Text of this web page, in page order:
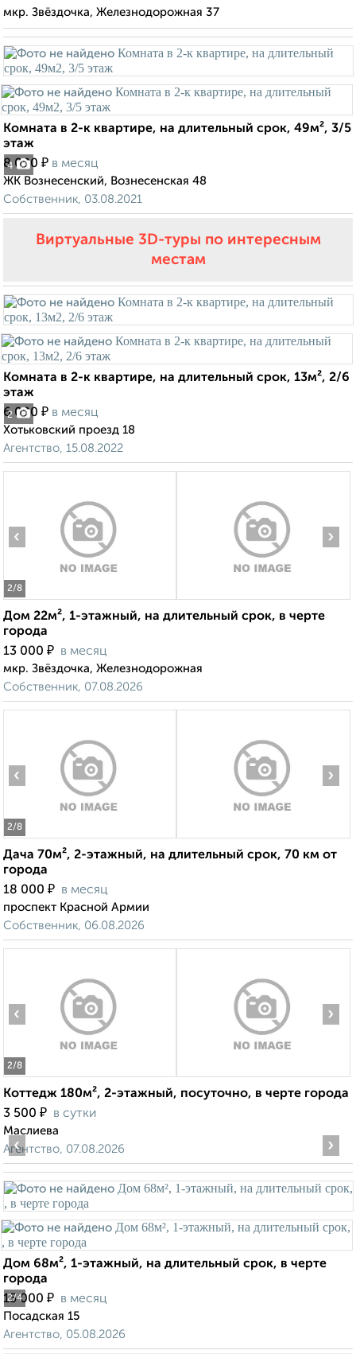
мкр. Звёздочка, Железнодорожная 37
4
Комната в 2-к квартире, на длительный срок, 49м², 3/5
этаж
8 000 ₽ в месяц
ЖК Вознесенский, Вознесенская 48
Собственник, 03.08.2021
Виртуальные 3D-туры по интересным
местам
2
Комната в 2-к квартире, на длительный срок, 13м², 2/6
этаж
6 000 ₽ в месяц
Хотьковский проезд 18
Агентство, 15.08.2022
2/8
‹ ›
Дом 22м², 1-этажный, на длительный срок, в черте
города
13 000 ₽ в месяц
мкр. Звёздочка, Железнодорожная
Собственник, 07.08.2026
2/8
‹ ›
Дача 70м², 2-этажный, на длительный срок, 70 км от
города
18 000 ₽ в месяц
проспект Красной Армии
Собственник, 06.08.2026
2/8
‹ ›
Коттедж 180м², 2-этажный, посуточно, в черте города
3 500 ₽ в сутки
Маслиева
Агентство, 07.08.2026
2/4
‹ ›
Дом 68м², 1-этажный, на длительный срок, в черте
города
15 000 ₽ в месяц
Посадская 15
Агентство, 05.08.2026